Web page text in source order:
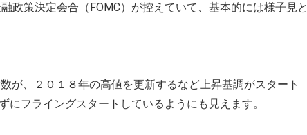
政策決定会合（FOMC）が控えていて、基本的には様子見と
が、２０１８年の高値を更新するなど上昇基調がスタート
にフライングスタートしているようにも見えます。